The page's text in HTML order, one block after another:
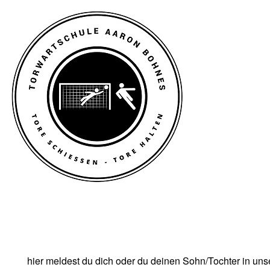
hier meldest du dich oder du deinen Sohn/Tochter in